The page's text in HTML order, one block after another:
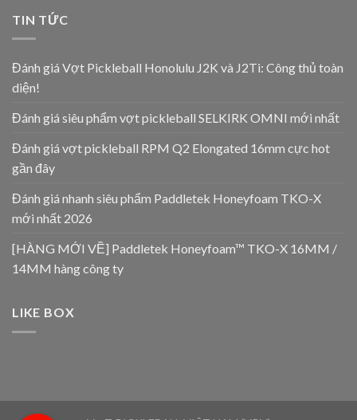
TIN TỨC
Đánh giá Vợt Pickleball Honolulu J2K và J2Ti: Công thủ toàn
diện!
Đánh giá siêu phẩm vợt pickleball SELKIRK OMNI mới nhất
Đánh giá vợt pickleball RPM Q2 Elongated 16mm cực hot
gần đây
Đánh giá nhanh siêu phẩm Paddletek Honeyfoam TKO-X
mới nhất 2026
[HÀNG MỚI VỀ] Paddletek Honeyfoam™ TKO-X 16MM /
14MM hàng công ty
LIKE BOX